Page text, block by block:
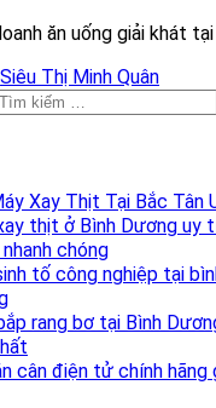
ăn uống giải khát
Siêu Thị Minh Quân
Xay Thịt Tại Bắc Tân
thịt ở Bình Dương uy
chóng
tố công nghiệp tại
rang bơ tại Bình
cân điện tử chính hãng